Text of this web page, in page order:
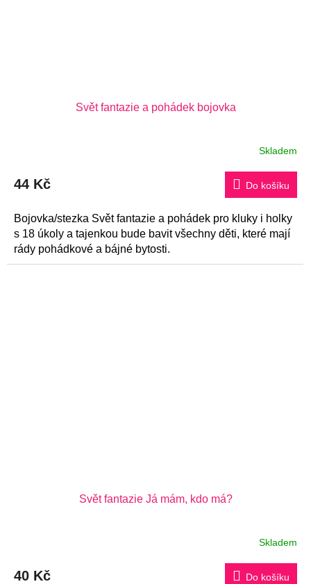
Svět fantazie a pohádek bojovka
Skladem
44 Kč Do košíku
Bojovka/stezka Svět fantazie a pohádek pro kluky i holky
s 18 úkoly a tajenkou bude bavit všechny děti, které mají
rády pohádkové a bájné bytosti.
Svět fantazie Já mám, kdo má?
Skladem
40 Kč Do košíku